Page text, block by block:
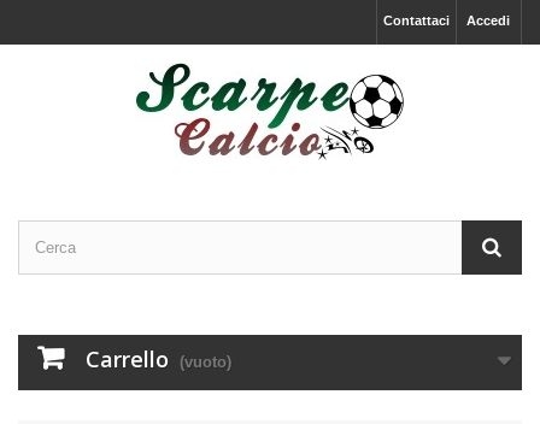
Accedi
Contattaci
Carrello (vuoto)